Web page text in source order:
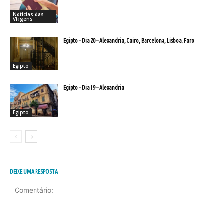
Noticias das
Viagens
Egipto
Egipto – Dia 20 – Alexandria, Cairo, Barcelona, Lisboa, Faro
Egipto
Egipto – Dia 19 – Alexandria
DEIXE UMA RESPOSTA